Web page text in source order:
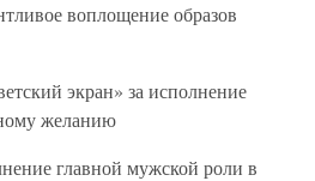
воплощение образов
экран» за исполнение
желанию
главной мужской роли в